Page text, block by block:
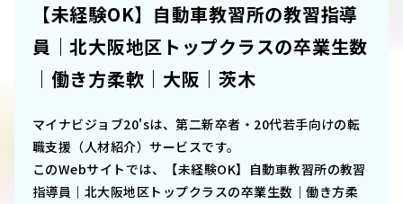
【未経験OK】自動車教習所の教習指導
員｜北大阪地区トップクラスの卒業生数
｜働き方柔軟｜大阪｜茨木
マイナビジョブ20'sは、第二新卒者・20代若手向けの転
職支援（人材紹介）サービスです。
このWebサイトでは、
【未経験OK】自動車教習所の教習
指導員｜北大阪地区トップクラスの卒業生数｜働き方柔